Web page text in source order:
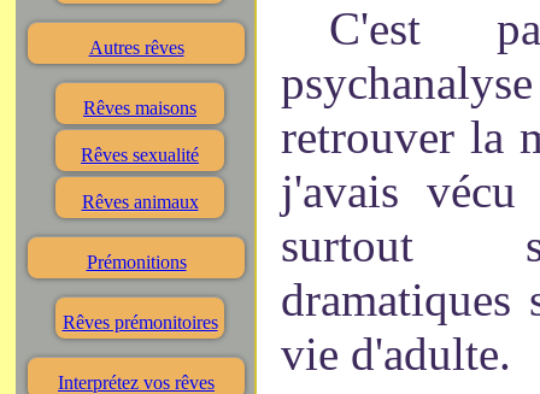
Autres rêves
Rêves maisons
Rêves sexualité
Rêves animaux
Prémonitions
Rêves prémonitoires
Interprétez vos rêves
C'est
retrouver la
j'avais vécu
surtout
dramatiques
vie d'adulte.